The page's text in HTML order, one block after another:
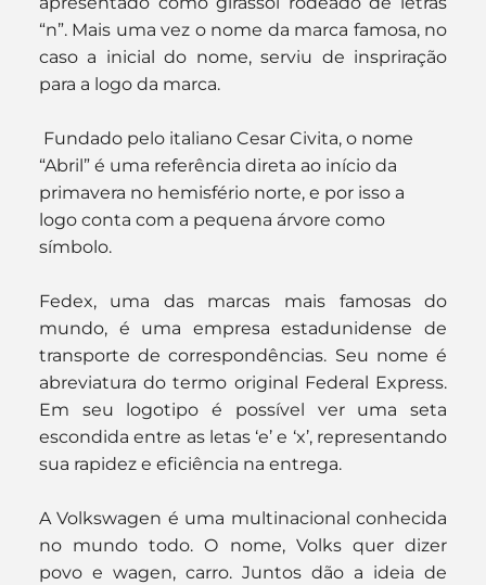
“n”. Mais uma vez o nome da marca famosa, no
caso a inicial do nome, serviu de inspriração
para a logo da marca.
“Abril” é uma referência direta ao início da
primavera no hemisfério norte, e por isso a
logo conta com a pequena árvore como
símbolo.
Fedex, uma das marcas mais famosas do
mundo, é uma empresa estadunidense de
transporte de correspondências. Seu nome é
abreviatura do termo original Federal Express.
Em seu logotipo é possível ver uma seta
escondida entre as letas ‘e’ e ‘x’, representando
sua rapidez e eficiência na entrega.
A Volkswagen é uma multinacional conhecida
no mundo todo. O nome, Volks quer dizer
povo e wagen, carro. Juntos dão a ideia de